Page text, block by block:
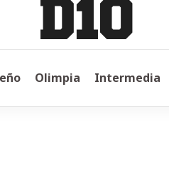
Olimpia Intermedia